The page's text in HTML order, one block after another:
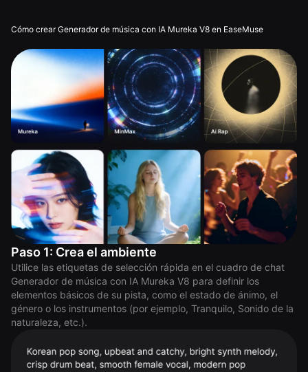
Cómo crear Generador de música con IA Mureka V8 en EaseMuse
Paso 1: Crea el ambiente
Utilice las etiquetas de selección rápida en el cuadro de chat
Generador de música con IA Mureka V8 para definir los
elementos básicos de su pista, como el estado de ánimo, el
género o los instrumentos (por ejemplo, Tranquilo, Sonido de la
naturaleza, etc.).